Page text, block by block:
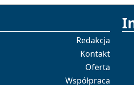
Redakcja
Kontakt
Oferta
Współpraca